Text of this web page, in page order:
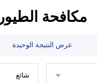
مكافحة الطيور
عرض النتيجة الوحيدة